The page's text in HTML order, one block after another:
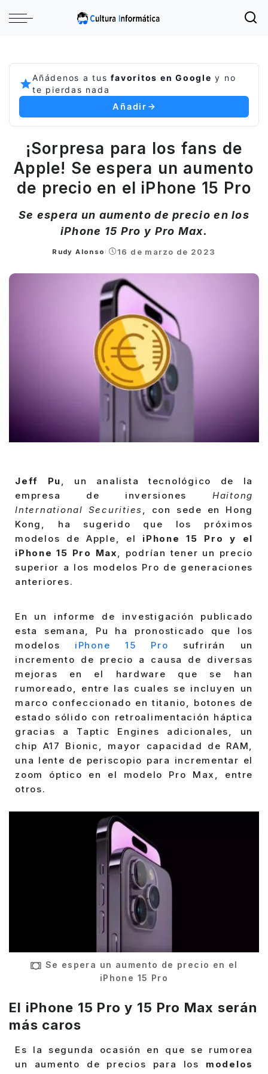
Añádenos a tusfavoritos en Google y no
te pierdas nada
Añadir
¡Sorpresa para los fans de
Apple! Se espera un aumento
de precio en el iPhone 15 Pro
Se espera un aumento de precio en los
iPhone 15 Pro y Pro Max.
Posted
Rudy Alonso 16 de marzo de 2023
Jeff Pu, un analista tecnológico de la
empresa de inversiones
Haitong
International Securities, con sede en Hong
Kong, ha sugerido que los próximos
modelos de Apple, el
iPhone 15 Pro y el
iPhone 15 Pro Max, podrían tener un precio
superior a los modelos Pro de generaciones
anteriores.
En un informe de investigación publicado
esta semana, Pu ha pronosticado que los
modelos iPhone 15 Pro sufrirán un
incremento de precio a causa de diversas
mejoras en el hardware que se han
rumoreado, entre las cuales se incluyen un
marco confeccionado en titanio, botones de
estado sólido con retroalimentación háptica
gracias a Taptic Engines adicionales, un
chip A17 Bionic, mayor capacidad de RAM,
una lente de periscopio para incrementar el
zoom óptico en el modelo Pro Max, entre
otros.
Se espera un aumento de precio en el
iPhone 15 Pro
El iPhone 15 Pro y 15 Pro Max serán
más caros
Es la segunda ocasión en que se rumorea
un aumento de precios para los modelos